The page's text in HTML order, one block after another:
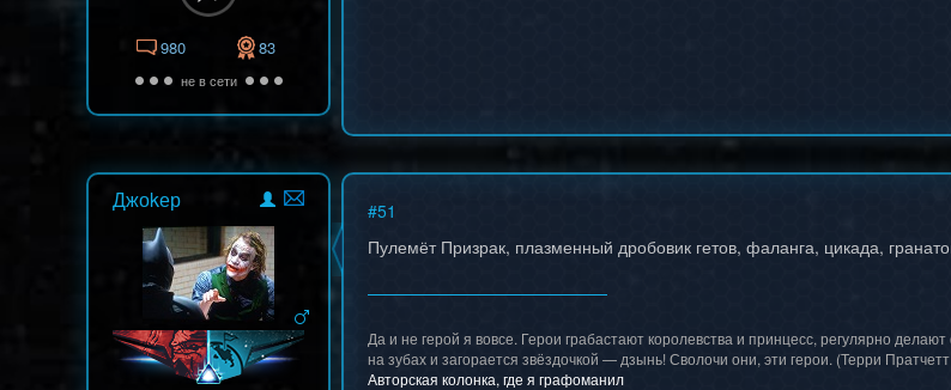
980 83
не в сети
Джоkер #51
Пулемёт Призрак, плазменный дробовик гетов, фаланга, цикада,
Да и не герой я вовсе. Герои грабастают королевства и принцесс, регулярно
на зубах и загорается звёздочкой — дзынь! Сволочи они, эти герои. (Терри
Авторская колонка, где я графоманил